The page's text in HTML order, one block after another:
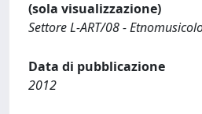
(sola visualizzazione)
Settore L-ART/08 -
Data di pubblicazione
2012